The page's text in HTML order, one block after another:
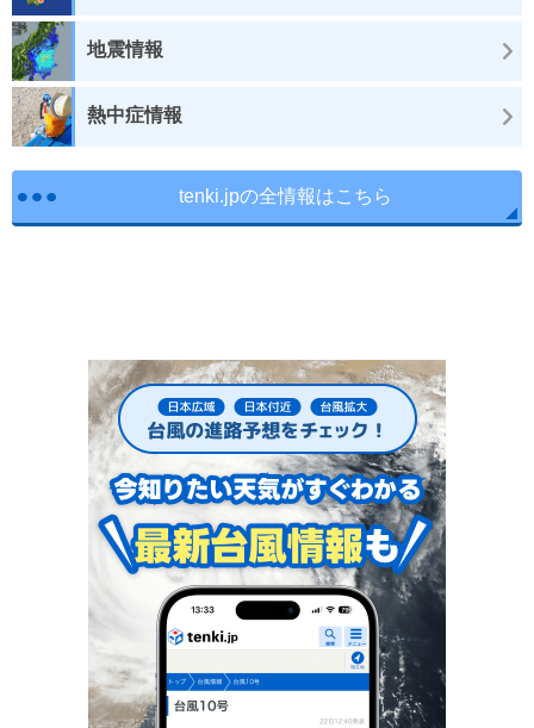
地震情報
熱中症情報
tenki.jpの全情報はこちら